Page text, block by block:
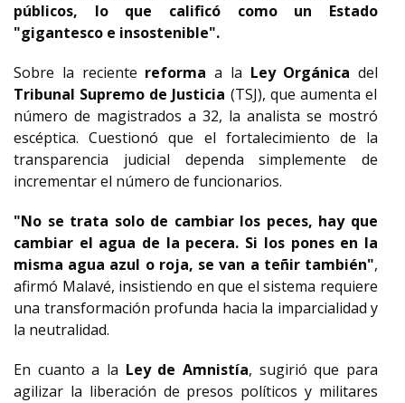
públicos, lo que calificó como un Estado
"gigantesco e insostenible".
Sobre la reciente reforma a la Ley Orgánica del
Tribunal Supremo de Justicia (TSJ), que aumenta el
número de magistrados a 32, la analista se mostró
escéptica. Cuestionó que el fortalecimiento de la
transparencia judicial dependa simplemente de
incrementar el número de funcionarios.
"No se trata solo de cambiar los peces, hay que
cambiar el agua de la pecera. Si los pones en la
misma agua azul o roja, se van a teñir también",
afirmó Malavé, insistiendo en que el sistema requiere
una transformación profunda hacia la imparcialidad y
la neutralidad.
En cuanto a la Ley de Amnistía, sugirió que para
agilizar la liberación de presos políticos y militares